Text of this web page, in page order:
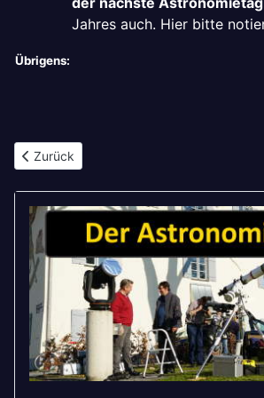
Übrigens:
Jahres auch. Hier bitte
Vorheriger Beitrag: Merkurtransit
Zurück